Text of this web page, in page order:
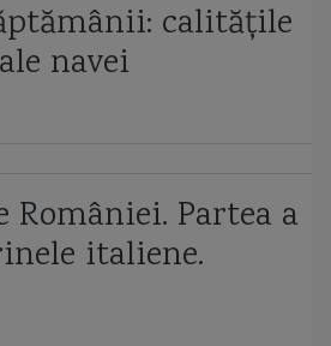
calităţile
navei
României. Partea a
italiene.